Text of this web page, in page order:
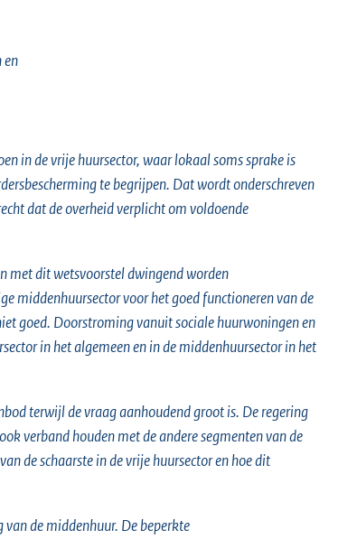
en
in de vrije huursector, waar lokaal soms sprake is
te begrijpen. Dat wordt onderschreven
dat de overheid verplicht om voldoende
met dit wetsvoorstel dwingend worden
middenhuursector voor het goed functioneren van de
goed. Doorstroming vanuit sociale huurwoningen en
in het algemeen en in de middenhuursector in het
terwijl de vraag aanhoudend groot is. De regering
verband houden met de andere segmenten van de
de schaarste in de vrije huursector en hoe dit
de middenhuur. De beperkte